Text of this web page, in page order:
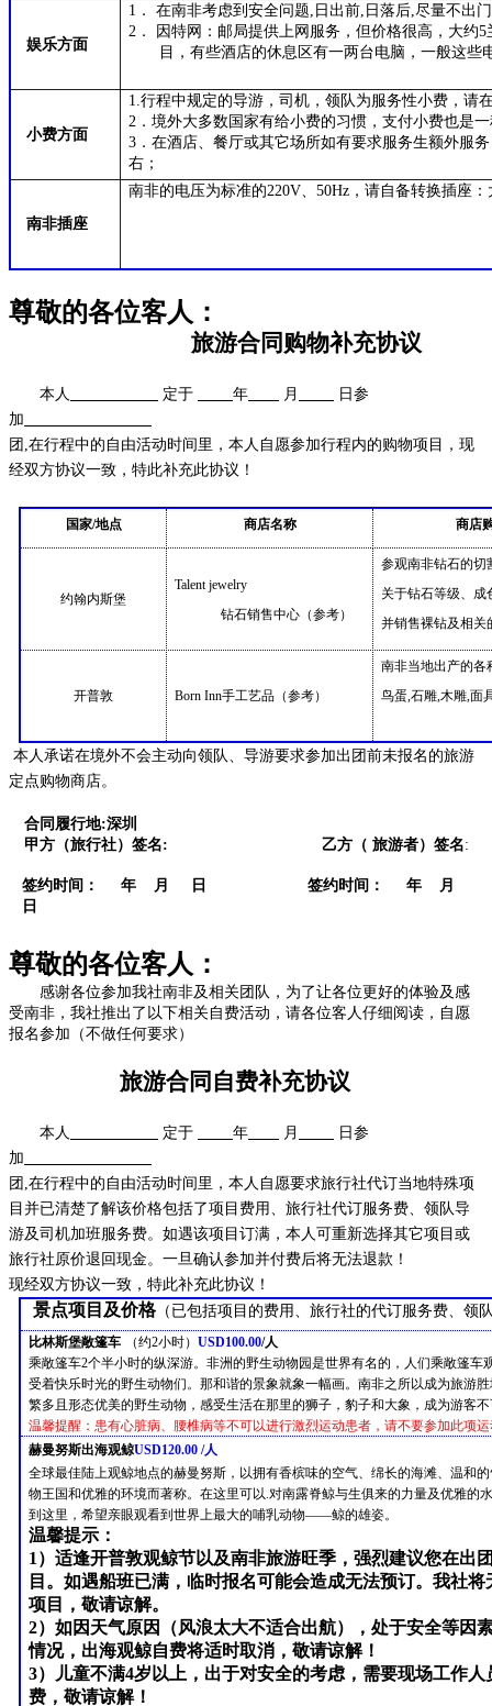
娱乐方面
1． 在南非考虑到安全问题,日出前,日落后,尽量不出
2． 因特网：邮局提供上网服务，但价格很高，大约
目，有些酒店的休息区有一两台电脑，一般这些
小费方面
1.行程中规定的导游，司机，领队为服务性小费，请
2．境外大多数国家有给小费的习惯，支付小费也是
3．在酒店、餐厅或其它场所如有要求服务生额外服
右；
南非插座
南非的电压为标准的220V 、50Hz ，请自备转换插座
尊敬的各位客人：
旅游合同购物补充协议
本人 定于 年 月
日参
加
团,在行程中的自由活动时间里，本人自愿参加行程内的购物项目，现
经双方协议一致，特此补充此协议！
国家/地点 商店名称 商店
约翰内斯堡
Talent jewelry
钻石销售中心（参考）
参观南非钻石的切
关于钻石等级、成
并销售裸钻及相关
开普敦 Born Inn手工艺品 （参考）
南非当地出产的各
鸟蛋,石雕,木雕,面
本人 承诺在境外不会主动向领队、导游要求参加出团前未报名的旅游
定点购物商店。
合同履行地:深圳
甲方（旅行社）签名: 乙方（ 旅游者）签名:
签约时间： 年 月 日 签约时间： 年 月
日
尊敬的各位客人：
感谢各位参加我社南非及相关团队，为了让各位更好的体验及感
受南非，我社推出了以下相关自费活动，请各位客人仔细阅读，自愿
报名参加（不做任何要求）
旅游合同自费补充协议
本人 定于 年 月
日参
加
团,在行程中的自由活动时间里，本人自愿要求旅行社代订当地特殊项
目并已清楚了解该价格包括了项目费用、旅行社代订服务费、领队导
游及司机加班服务费。 如遇该项目订满，本人可重新选择其它项目或
旅行社原价退回现金。一旦确认参加并付费后将无法退款！
现经双方协议一致，特此补充此协议！
景点项目及价格（已包括项目的费用、旅行社的代订服务费、领
比林斯堡敞篷车 （约2小时）USD100.00/人
乘敞篷车2个半小时的纵深游。非洲的野生动物园是世界有名的，人们乘敞篷车
受着快乐时光的野生动物们。那和谐的景象就象一幅画。南非之所以成为旅游
繁多且形态优美的野生动物，感受生活在那里的狮子，豹子和大象，成为游客
温馨提醒：患有心脏病、腰椎病等不可以进行激烈运动患者，请不要参加此项
赫曼努斯出海观鲸USD120.00 /人
全球最佳陆上观鲸地点的赫曼努斯，以拥有香槟味的空气、绵长的海滩、温和
物王国和优雅的环境而著称。在这里可以.对南露脊鲸与生俱来的力量及优雅的
到这里，希望亲眼观看到世界上最大的哺乳动物——鲸的雄姿。
温馨提示：
1）适逢开普敦观鲸节以及南非旅游旺季，强烈建议您在出
目。如遇船班已满，临时报名可能会造成无法预订。我社
项目，敬请谅解。
2）如因天气原因（风浪太大不适合出航），处于安全等因
情况，出海观鲸自费将适时取消，敬请谅解！
3）儿童不满4岁以上，出于对安全的考虑，需要现场工作
费，敬请谅解！